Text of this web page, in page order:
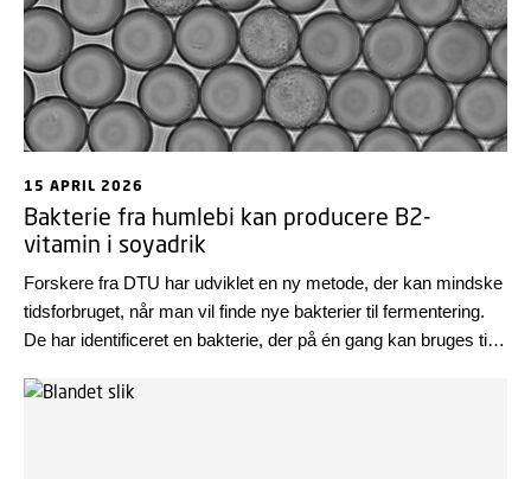
15 APRIL 2026
Bakterie fra humlebi kan producere B2-
vitamin i soyadrik
Forskere fra DTU har udviklet en ny metode, der kan mindske
tidsforbruget, når man vil finde nye bakterier til fermentering.
De har identificeret en bakterie, der på én gang kan bruges til